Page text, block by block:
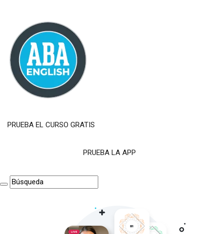
PRUEBA EL CURSO GRATIS
PRUEBA LA APP